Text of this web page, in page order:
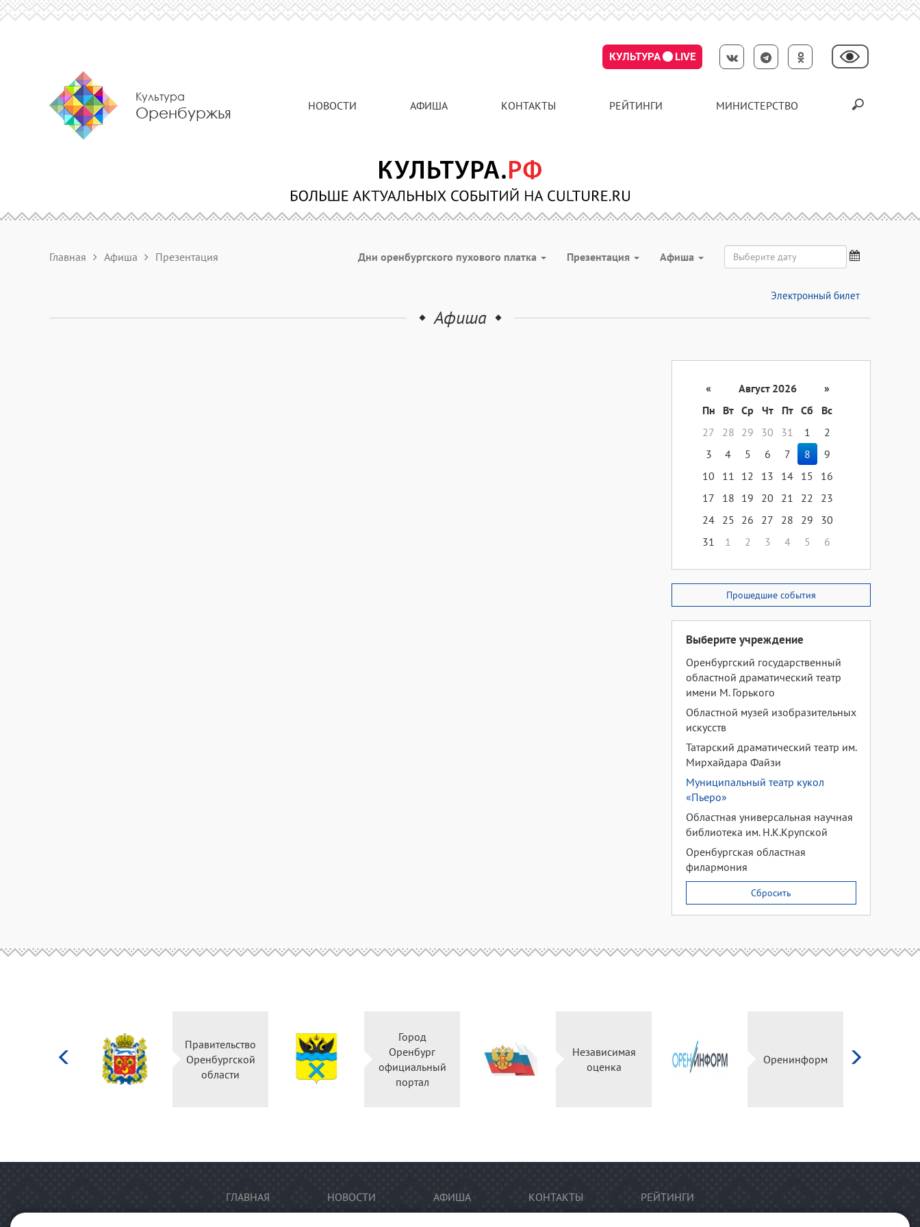
КУЛЬТУРА LIVE
Культура
Оренбуржья НОВОСТИ АФИША КОНТАКТЫ РЕЙТИНГИ МИНИСТЕРСТВО
Главная Афиша Презентация Дни оренбургского пухового платка Презентация Aфиша
Электронный билет
Афиша
« Август 2026
»
Пн
Вт Ср Чт Пт Сб
Вс
27
28 29 30 31 1
2
3
4 5 6 7 8
9
10
11 12 13 14 15
16
17
18 19 20 21 22
23
24 25 26 27 28 29
30
31
1 2 3 4 5 6
Прошедшие события
Выберите учреждение
Оренбургский государственный
областной драматический театр
имени М. Горького
Областной музей изобразительных
искусств
Татарский драматический театр им.
Мирхайдара Файзи
Муниципальный театр кукол
«Пьеро»
Областная универсальная научная
библиотека им. Н.К.Крупской
Оренбургская областная
филармония
Сбросить
Правительство
Оренбургской
области
Город
Оренбург
официальный
портал
Независимая
оценка
Оренинформ
ГЛАВНАЯ НОВОСТИ АФИША КОНТАКТЫ РЕЙТИНГИ